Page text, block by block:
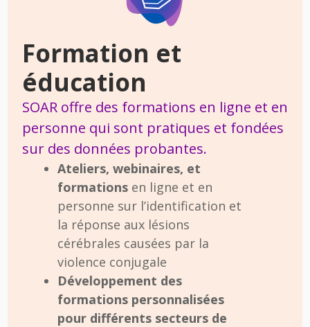
Formation et
éducation
SOAR offre des formations en ligne et en
personne qui sont pratiques et fondées
sur des données probantes.
Ateliers, webinaires, et
formations en ligne et en
personne sur l’identification et
la réponse aux lésions
cérébrales causées par la
violence conjugale
Développement des
formations personnalisées
pour différents secteurs de